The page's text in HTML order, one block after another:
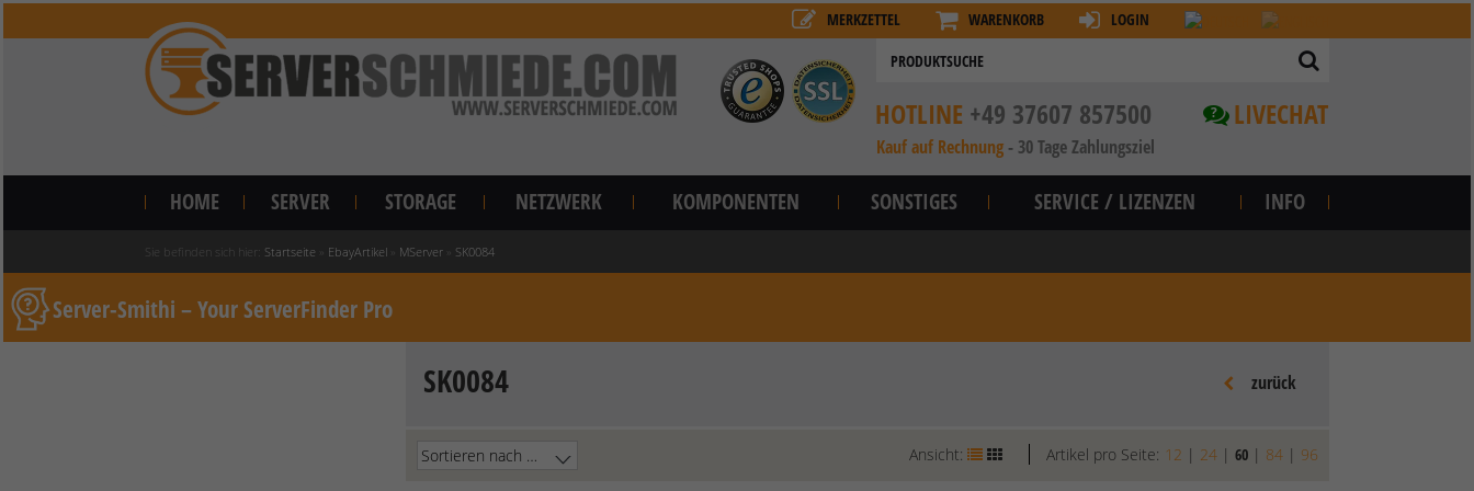
MERKZETTEL WARENKORB LOGIN
? LIVECHAT
HOTLINE +49 37607 857500
Kauf auf Rechnung - 30 Tage Zahlungsziel
HOME SERVER STORAGE NETZWERK KOMPONENTEN SONSTIGES SERVICE / LIZENZEN INFO
Sie befinden sich hier: Startseite EbayArtikel MServer SK0084
Server-Smithi – Your ServerFinder Pro
SK0084 zurück
Artikel pro Seite: 12 | 24 | 60 | 84 | 96
Ansicht: